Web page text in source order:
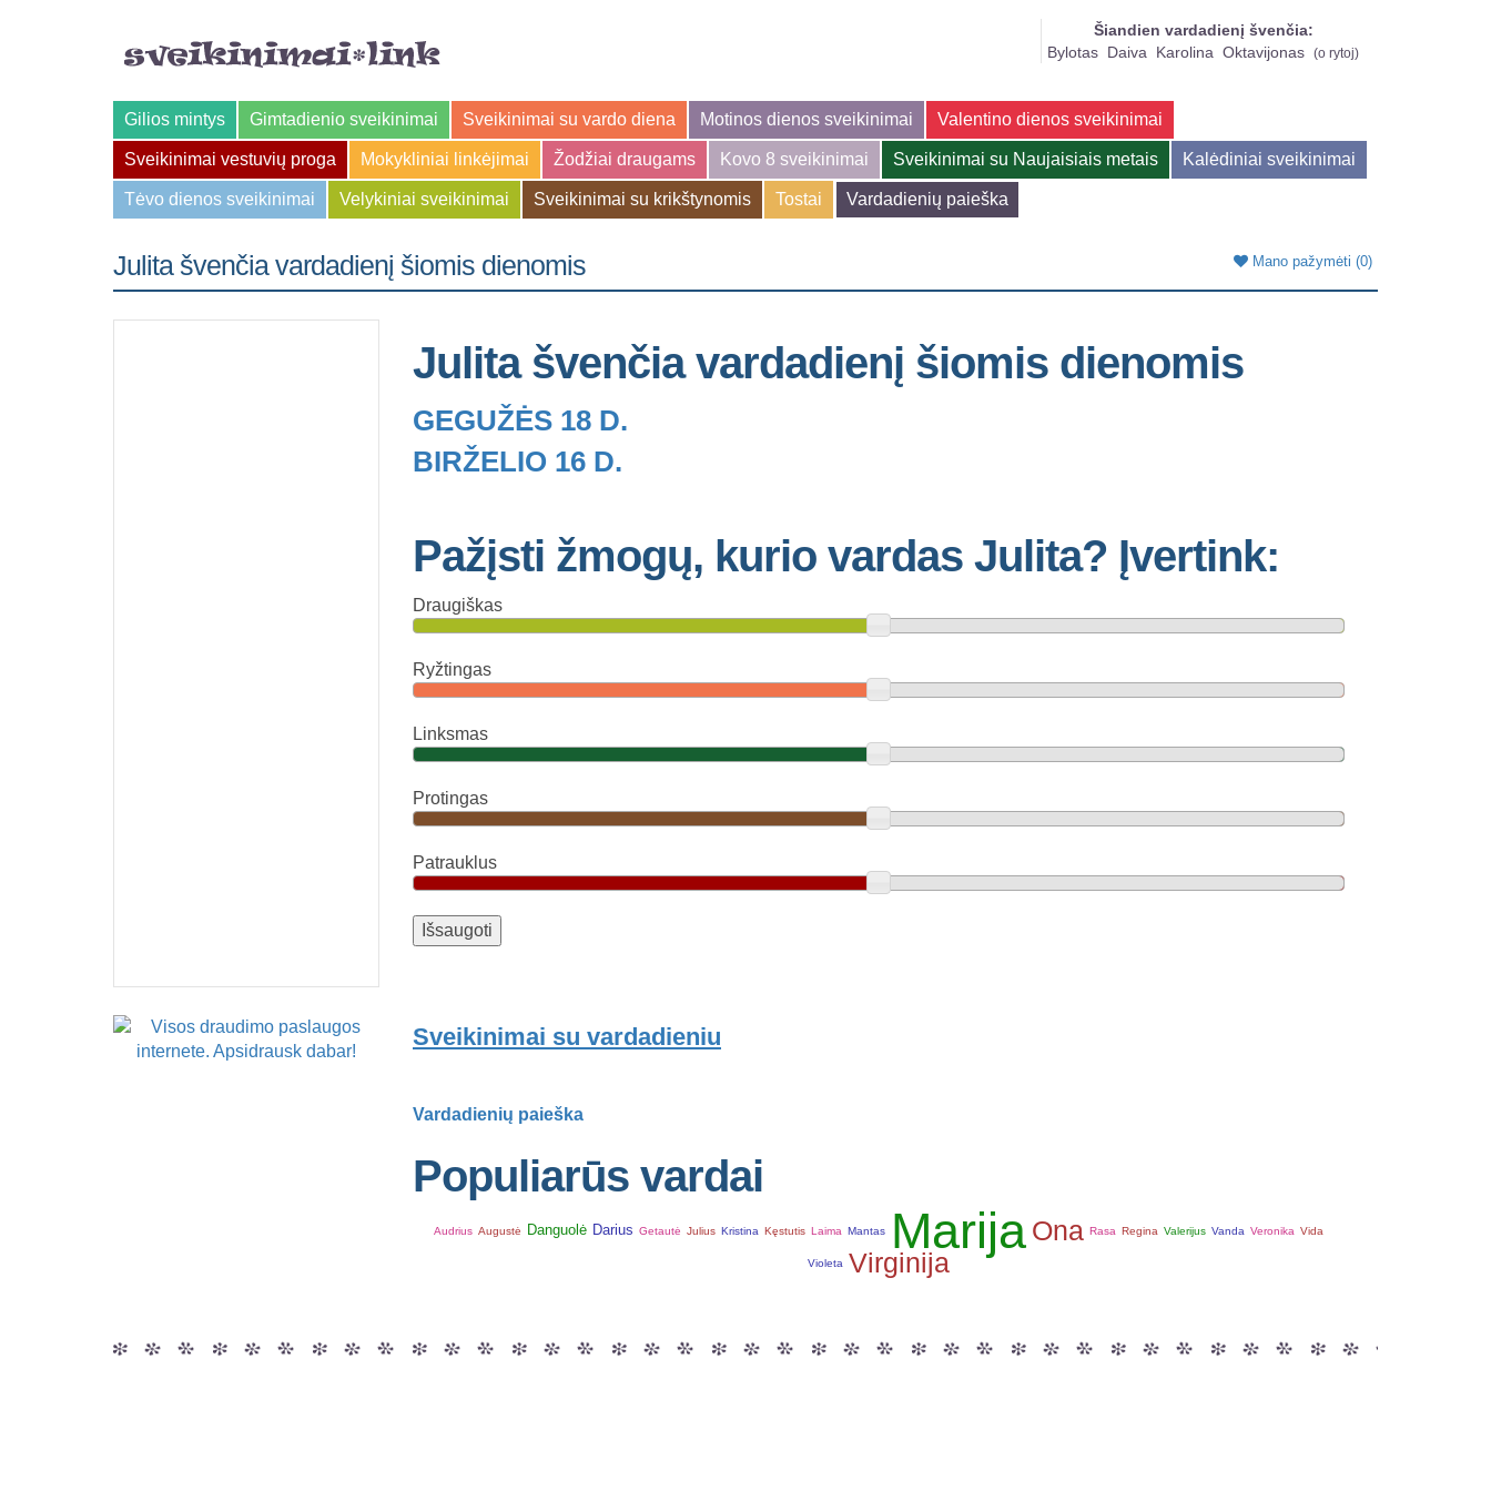
Šiandien vardadienį švenčia:
Bylotas Daiva Karolina Oktavijonas (o rytoj)
Gilios mintys Gimtadienio sveikinimai Sveikinimai su vardo diena Motinos dienos sveikinimai Valentino dienos sveikinimai
Sveikinimai vestuvių proga Mokykliniai linkėjimai Žodžiai draugams Kovo 8 sveikinimai Sveikinimai su Naujaisiais metais Kalėdiniai sveikinimai
Tėvo dienos sveikinimai Velykiniai sveikinimai Sveikinimai su krikštynomis Tostai Vardadienių paieška
Mano pažymėti (0)
Julita švenčia vardadienį šiomis dienomis
Julita švenčia vardadienį šiomis dienomis
GEGUŽĖS 18 D.
BIRŽELIO 16 D.
Pažįsti žmogų, kurio vardas Julita? Įvertink:
Draugiškas
Ryžtingas
Linksmas
Protingas
Patrauklus
Sveikinimai su vardadieniu
Vardadienių paieška
Populiarūs vardai
Audrius Augustė Danguolė Darius Getautė Julius Kristina Kęstutis Laima Mantas Marija Ona Rasa Regina Valerijus Vanda Veronika Vida
Violeta Virginija